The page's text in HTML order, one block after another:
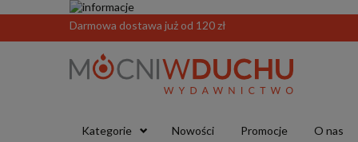
Darmowa dostawa już od 120 zł
Kategorie Nowości Promocje O nas